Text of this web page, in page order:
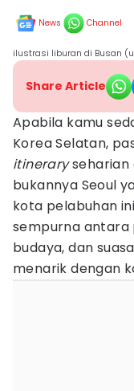
News Channel
ilustrasi liburan di Busan
Share Article
Apabila kamu
Korea Selatan,
itineraryseharian
bukannya Seoul
kota pelabuhan
sempurna antara
budaya, dan
menarik dengan